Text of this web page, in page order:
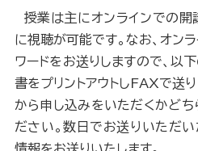
授業は主にオンラインでの開
に視聴が可能です。なお、オン
ワードをお送りしますので、以
書をプリントアウトしFAXで送
から申し込みをいただくかど
ださい。数日でお送りいただ